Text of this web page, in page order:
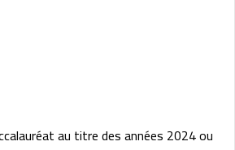
au titre des années 2024 ou